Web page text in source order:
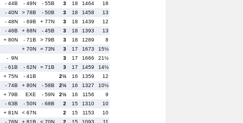
- 44B - 49N - 55B 3 18 1464
18
- 40N > 78B - 50B 3 18 1458
13
- 48N - 69B + 77N 3 18 1439
12
- 46B + 68N - 45B 3 18 1393
13
+ 80N - 71B > 79B 3 18 1289
8
+ 70N = 73N 3 17 1673
15½
- 9N 3 17 1666
21½
- 61B - 62N = 71B 3 17 1459
14½
+ 75N - 41B 2½ 16 1359
12
- 74B + 80N - 58B 2½ 16 1327
10½
+ 79B EXE - 59N 2½ 16 1156
9
- 63B - 50N - 68B 2 15 1310
10
+ 81N < 67N 2 15 1153
10
- 76N + 81B < 70N 2 15 1093 11